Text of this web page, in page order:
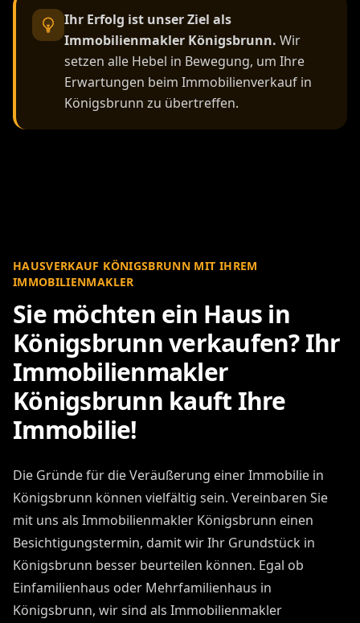
Ihr Erfolg ist unser Ziel als
Immobilienmakler Königsbrunn. Wir
setzen alle Hebel in Bewegung, um Ihre
Erwartungen beim Immobilienverkauf in
Königsbrunn zu übertreffen.
HAUSVERKAUF KÖNIGSBRUNN MIT IHREM
IMMOBILIENMAKLER
Sie möchten ein Haus in
Königsbrunn verkaufen? Ihr
Immobilienmakler
Königsbrunn kauft Ihre
Immobilie!
Die Gründe für die Veräußerung einer Immobilie in
Königsbrunn können vielfältig sein. Vereinbaren Sie
mit uns als Immobilienmakler Königsbrunn einen
Besichtigungstermin, damit wir Ihr Grundstück in
Königsbrunn besser beurteilen können. Egal ob
Einfamilienhaus oder Mehrfamilienhaus in
Königsbrunn, wir sind als Immobilienmakler